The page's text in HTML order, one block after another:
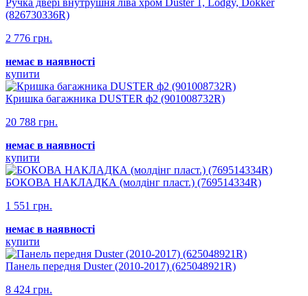
(826730336R)
2 776 грн.
немає в наявності
купити
Кришка багажника DUSTER ф2 (901008732R)
20 788 грн.
немає в наявності
купити
БОКОВА НАКЛАДКА (молдінг пласт.) (769514334R)
1 551 грн.
немає в наявності
купити
Панель передня Duster (2010-2017) (625048921R)
8 424 грн.